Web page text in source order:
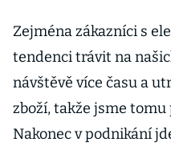
Zejména zákazníci s
tendenci trávit na
návštěvě více času a
zboží, takže jsme
Nakonec v podnikání